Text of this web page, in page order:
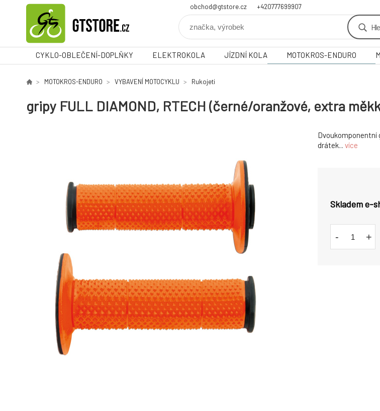
obchod@gtstore.cz +420777699907
CYKLO-OBLEČENÍ-DOPLŇKY ELEKTROKOLA JÍZDNÍ KOLA MOTOKROS-ENDURO
MOTOKROS-ENDURO VYBAVENÍ MOTOCYKLU Rukojeti
gripy FULL DIAMOND, RTECH (černé/oranžové, extra
Dvoukomponentní
drátek... více
Skladem e-
- +